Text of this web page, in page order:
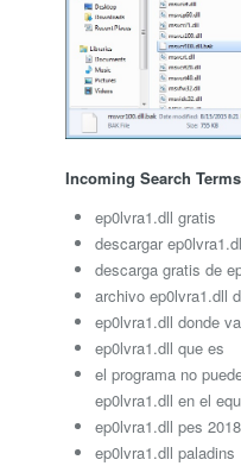
Incoming Search
ep0lvra1.dll gratis
descargar
descarga gratis de
archivo ep0lvra1.dll
ep0lvra1.dll donde va
ep0lvra1.dll que es
el programa no
ep0lvra1.dll en el
ep0lvra1.dll pes 2018
ep0lvra1.dll paladins